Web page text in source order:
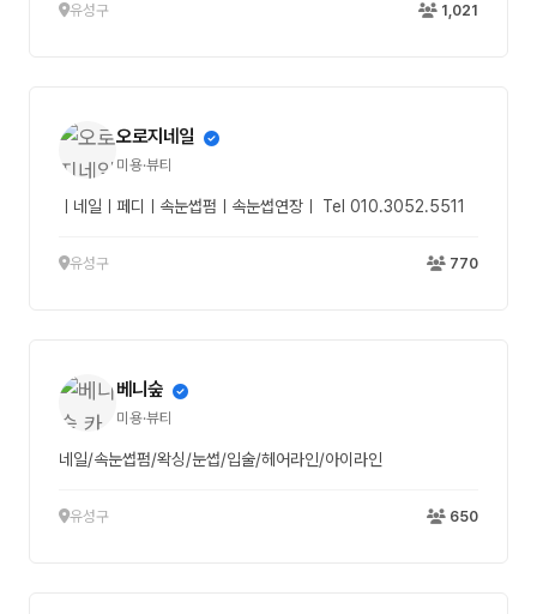
유성구 1,021
오로지네일
미용·뷰티
ㅣ네일ㅣ페디ㅣ속눈썹펌ㅣ속눈썹연장ㅣ Tel 010.3052.5511
유성구 770
베니숲
미용·뷰티
네일/속눈썹펌/왁싱/눈썹/입술/헤어라인/아이라인
유성구 650